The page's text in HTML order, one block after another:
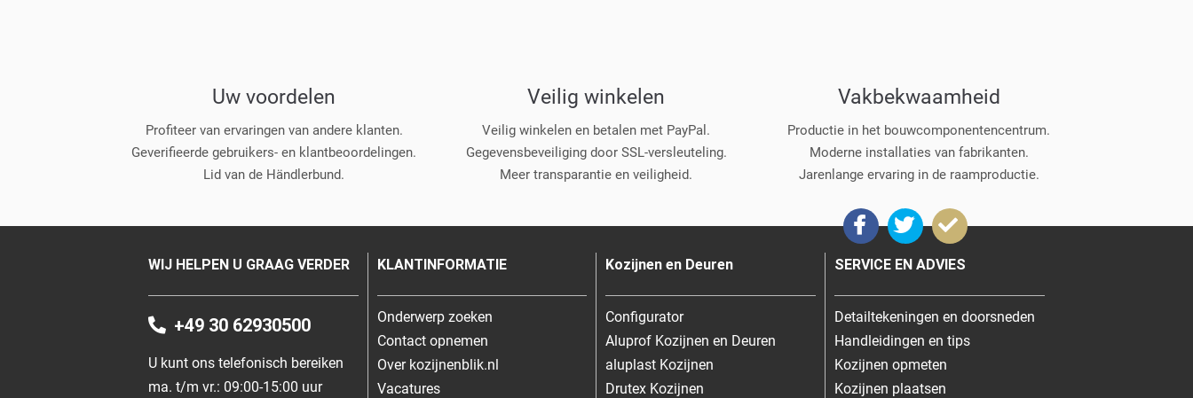
Uw voordelen
Profiteer van ervaringen van andere klanten.
Geverifieerde gebruikers- en klantbeoordelingen.
Lid van de Händlerbund.
Veilig winkelen
Veilig winkelen en betalen met PayPal.
Gegevensbeveiliging door SSL-versleuteling.
Meer transparantie en veiligheid.
Vakbekwaamheid
Productie in het bouwcomponentencentrum.
Moderne installaties van fabrikanten.
Jarenlange ervaring in de raamproductie.
WIJ HELPEN U GRAAG VERDER
+49 30 62930500
U kunt ons telefonisch bereiken
ma. t/m vr.: 09:00-15:00 uur
KLANTINFORMATIE
Onderwerp zoeken
Contact opnemen
Over kozijnenblik.nl
Vacatures
Kozijnen en Deuren
Configurator
Aluprof Kozijnen en Deuren
aluplast Kozijnen
Drutex Kozijnen
SERVICE EN ADVIES
Detailtekeningen en doorsneden
Handleidingen en tips
Kozijnen opmeten
Kozijnen plaatsen